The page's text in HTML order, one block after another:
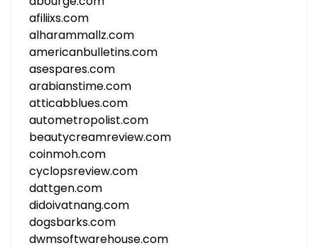
afiliixs.com
alharammallz.com
americanbulletins.com
asespares.com
arabianstime.com
atticabblues.com
autometropolist.com
beautycreamreview.com
coinmoh.com
cyclopsreview.com
dattgen.com
didoivatnang.com
dogsbarks.com
dwmsoftwarehouse.com